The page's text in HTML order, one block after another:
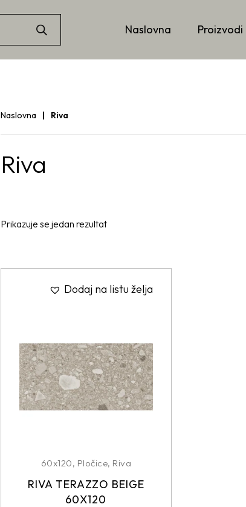
Naslovna Proizvodi
Naslovna Riva
Riva
Prikazuje se jedan rezultat
Dodaj na listu želja
60x120, Pločice, Riva
RIVA TERAZZO BEIGE
60X120